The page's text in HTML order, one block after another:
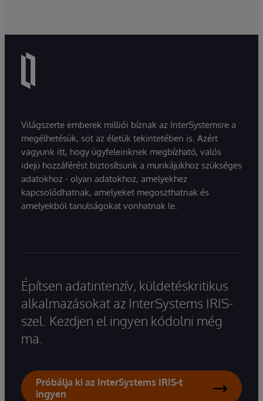
Világszerte emberek milliói bíznak az InterSystemsre a
megélhetésük, sőt az életük tekintetében is. Azért
vagyunk itt, hogy ügyfeleinknek megbízható, valós
idejű hozzáférést biztosítsunk a munkájukhoz szükséges
adatokhoz - olyan adatokhoz, amelyekhez
kapcsolódhatnak, amelyeket megoszthatnak és
amelyekből tanulságokat vonhatnak le.
Építsen adatintenzív, küldetéskritikus
alkalmazásokat az InterSystems IRIS-
szel. Kezdjen el ingyen kódolni még
ma.
Próbálja ki az InterSystems IRIS-t
ingyen